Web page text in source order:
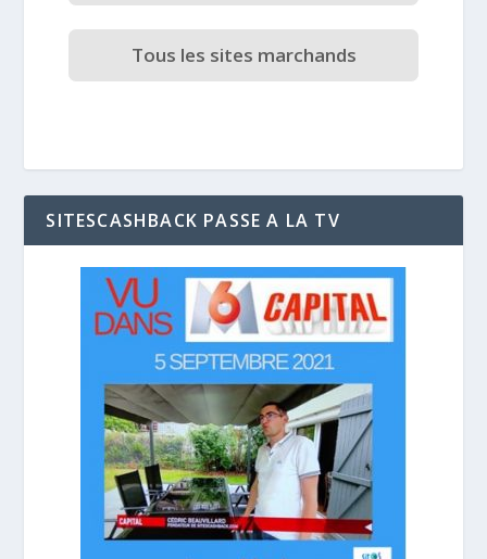
Tous les sites marchands
SITESCASHBACK PASSE A LA TV